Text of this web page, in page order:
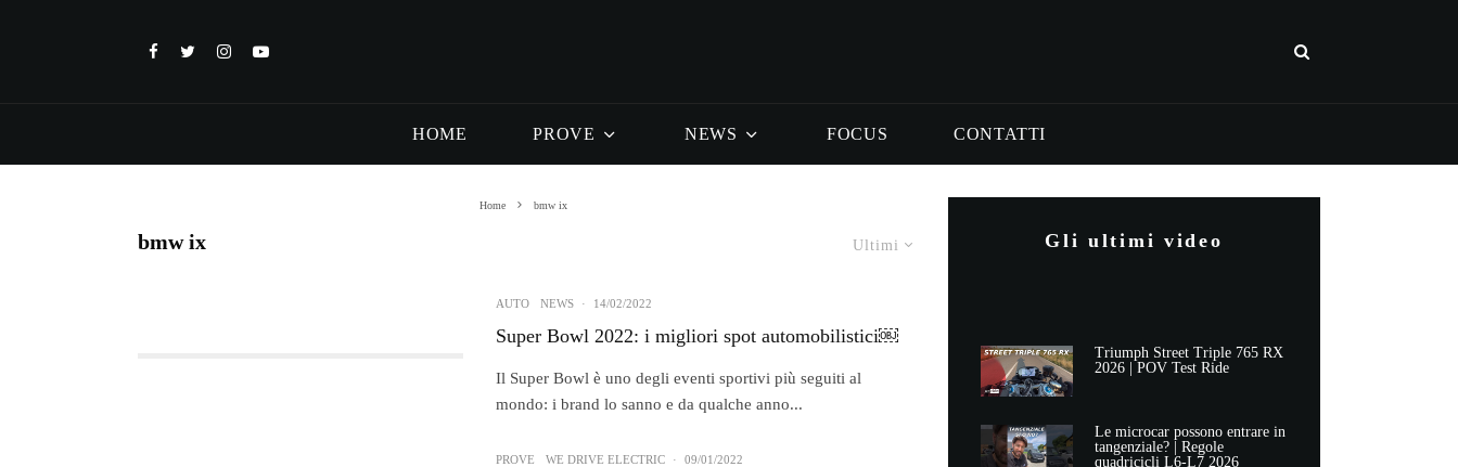
HOME PROVE NEWS FOCUS CONTATTI
Home bmw ix
Ultimi
bmw ix
AUTO NEWS · 14/02/2022
Super Bowl 2022: i migliori spot automobilistici￼
Il Super Bowl è uno degli eventi sportivi più seguiti al
mondo: i brand lo sanno e da qualche anno...
PROVE WE DRIVE ELECTRIC · 09/01/2022
Gli ultimi video
Triumph Street Triple 765 RX
2026 | POV Test Ride
Le microcar possono entrare in
tangenziale? | Regole
quadricicli L6-L7 2026